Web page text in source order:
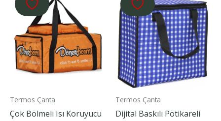
Termos Çanta
Çok Bölmeli Isı Koruyucu
Termos Çanta
Dijital Baskılı Pötikareli